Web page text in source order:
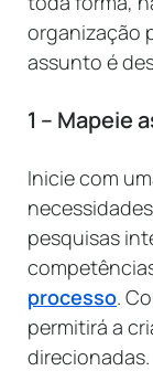
organização
assunto é
1 – Mapeie
Inicie com
pesquisas
processo.
permitirá a
direcionadas.